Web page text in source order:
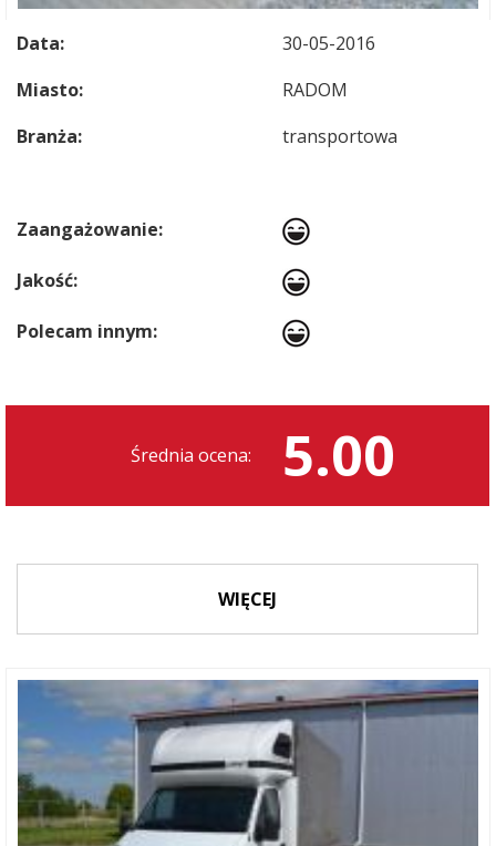
Data:
30-05-2016
Miasto:
RADOM
Branża:
transportowa
Zaangażowanie:
Jakość:
Polecam innym:
Średnia ocena: 5.00
WIĘCEJ